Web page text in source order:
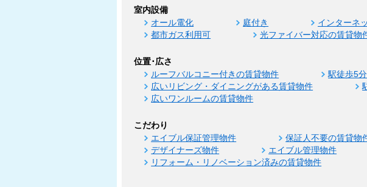
室内設備
オール電化 庭付き インターネ
都市ガス利用可
光ファイバー対応の賃貸物
位置･広さ
ルーフバルコニー付きの賃貸物件 駅徒歩5
広いリビング・ダイニングがある賃貸物件
広いワンルームの賃貸物件
こだわり
エイブル保証管理物件 保証人不要の賃貸物
デザイナーズ物件
エイブル管理物件
リフォーム・リノベーション済みの賃貸物件